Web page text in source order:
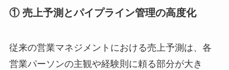
① 売上予測とパイプライン管理の高度化
従来の営業マネジメントにおける売上予測は、各
営業パーソンの主観や経験則に頼る部分が大き